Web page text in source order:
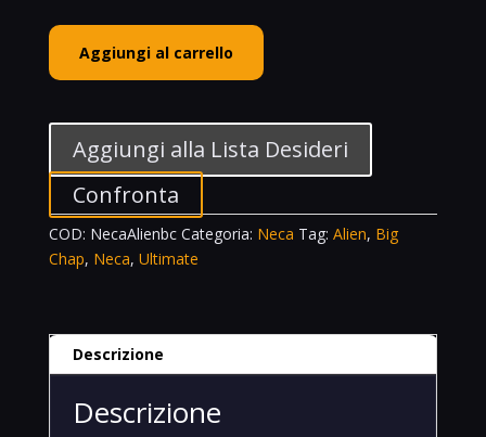
Neca
Ultimate
Action
Alien
Chap
40th
Anniversary
Aggiungi al carrello
Aggiungi alla Lista Desideri
Confronta
COD: NecaAlienbc Categoria: Neca Tag: Alien, Big
Chap, Neca, Ultimate
Descrizione
Descrizione